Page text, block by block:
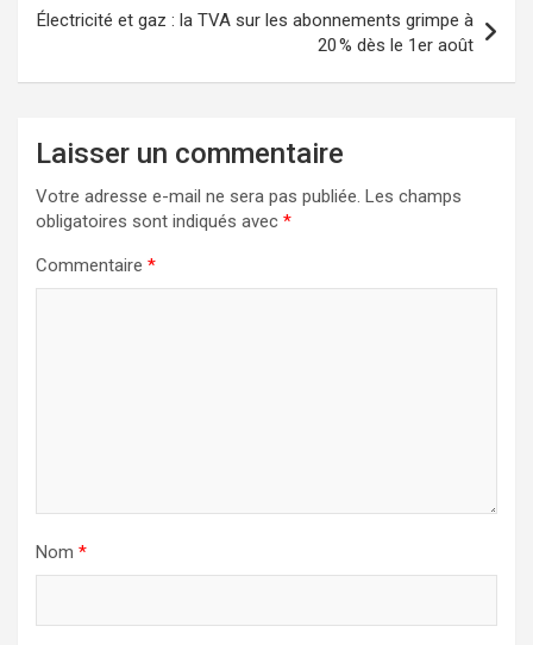
Électricité et gaz : la TVA sur les abonnements grimpe à
20 % dès le 1er août
Laisser un commentaire
Votre adresse e-mail ne sera pas publiée. Les champs
obligatoires sont indiqués avec *
Commentaire *
Nom *